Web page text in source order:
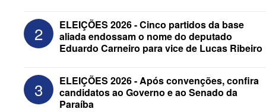
reeleição, Veneziano escolhe segundo
suplente para o Senado; saiba que é
2
ELEIÇÕES 2026 - Cinco partidos da base
aliada endossam o nome do deputado
Eduardo Carneiro para vice de Lucas Ribeiro
3
ELEIÇÕES 2026 - Após convenções, confira
candidatos ao Governo e ao Senado da
Paraíba